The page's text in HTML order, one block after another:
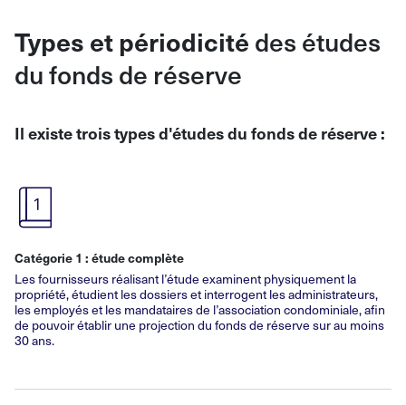
Types et périodicité des études
du fonds de réserve
Il existe trois types d'études du fonds de réserve :
Catégorie 1 : étude complète
Les fournisseurs réalisant l’étude examinent physiquement la
propriété, étudient les dossiers et interrogent les administrateurs,
les employés et les mandataires de l’association condominiale, afin
de pouvoir établir une projection du fonds de réserve sur au moins
30ans.